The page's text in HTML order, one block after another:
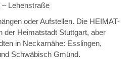
– Lehenstraße
oder Aufstellen. Die HEIMAT-
der Heimatstadt Stuttgart, aber
in Neckarnähe: Esslingen,
Schwäbisch Gmünd.